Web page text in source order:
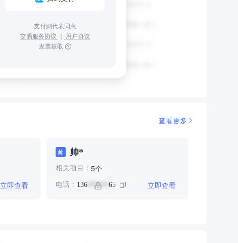
支付则代表同意
交易服务协议 ｜ 用户协议
发票获取
查看更多
立即查看
帅 帅*
相关项目： 5个
电话： 136****** 65 立即查看